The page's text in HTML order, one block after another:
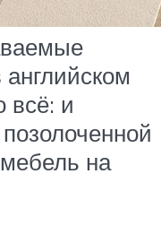
всё: и
на